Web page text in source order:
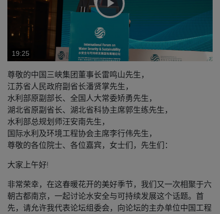
播
放
视
频
尊敬的中国三峡集团董事长雷鸣山先生，
江苏省人民政府副省长潘贤掌先生，
水利部原副部长、全国人大常委矫勇先生，
湖北省原副省长、湖北省科协主席郭生练先生，
水利部总规划师汪安南先生，
国际水利及环境工程协会主席李行伟先生，
尊敬的各位院士、各位嘉宾，女士们，先生们：
大家上午好!
非常荣幸，在这春暖花开的美好季节，我们又一次相聚于六
朝古都南京，一起讨论水安全与可持续发展这个话题。首
先，请允许我代表论坛组委会，向论坛的主办单位中国工程